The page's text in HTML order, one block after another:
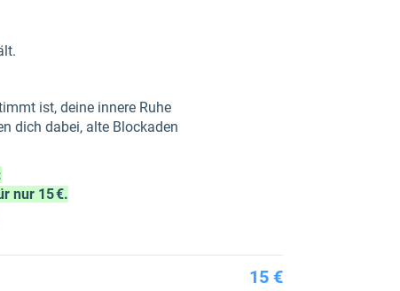
ist, deine innere Ruhe
dich dabei, alte Blockaden
nur 15 €.
15 €